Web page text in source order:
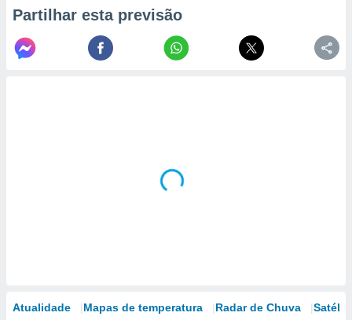
Partilhar esta previsão
Atualidade Mapas de temperatura Radar de Chuva